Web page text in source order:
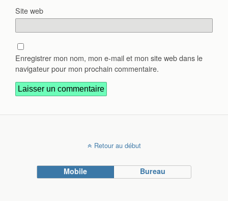
Site web
Enregistrer mon nom, mon e-mail et mon site web dans le
navigateur pour mon prochain commentaire.
Retour au début
Mobile Bureau